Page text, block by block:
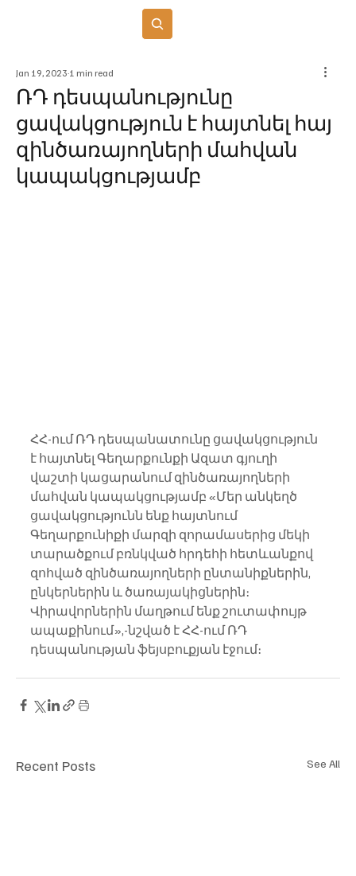
ՌԴ դեսպանությունը
ցավակցություն է հայտնել հայ
զինծառայողների մահվան
կապակցությամբ
Jan 19, 2023 1 min read
ՀՀ-ում ՌԴ դեսպանատունը ցավակցություն
է հայտնել Գեղարքունքի Ազատ գյուղի
վաշտի կացարանում զինծառայողների
մահվան կապակցությամբ «Մեր անկեղծ
ցավակցությունն ենք հայտնում
Գեղարքունիքի մարզի զորամասերից մեկի
տարածքում բռնկված հրդեհի հետևանքով
զոհված զինծառայողների ընտանիքներին,
ընկերներին և ծառայակիցներին։
Վիրավորներին մաղթում ենք շուտափույթ
ապաքինում»,-նշված է ՀՀ-ում ՌԴ
դեսպանության ֆեյսբուքյան էջում։
Recent Posts See All